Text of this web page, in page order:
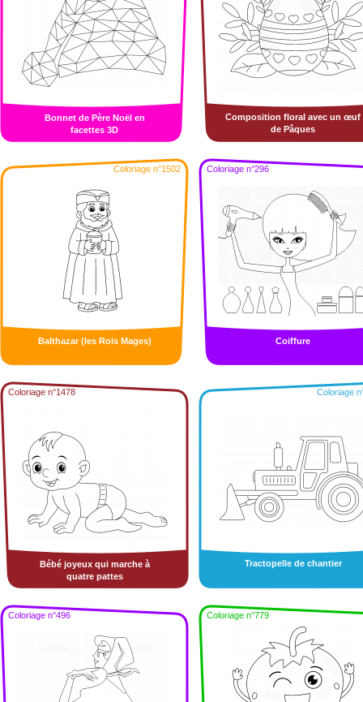
Bonnet de Père Noël en
facettes 3D
Composition floral avec un œuf
de Pâques
Coloriage n°1502
Balthazar (les Rois Mages)
Coloriage n°296
Coiffure
Coloriage n°1478
Bébé joyeux qui marche à
quatre pattes
Coloriage
Tractopelle de chantier
Coloriage n°496 Coloriage n°779